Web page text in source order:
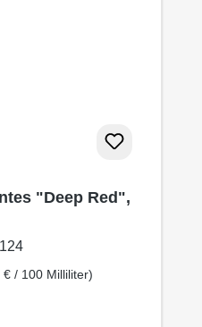
"Deep Red",
€ / 100 Milliliter)